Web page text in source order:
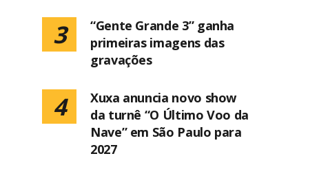
3
“Gente Grande 3” ganha
primeiras imagens das
gravações
4
Xuxa anuncia novo show
da turnê “O Último Voo da
Nave” em São Paulo para
2027